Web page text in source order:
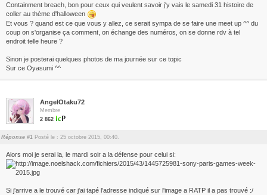
Containment breach, bon pour ceux qui veulent savoir j'y vais le samedi 31 histoire de
coller au thème d'halloween
Et vous ? quand est ce que vous y allez, ce serait sympa de se faire une meet up ^^ du
coup on s'organise ça comment, on échange des numéros, on se donne rdv à tel
endroit telle heure ?
Sinon je posterai quelques photos de ma journée sur ce topic
Sur ce Oyasumi ^^
AngelOtaku72
Membre
2 862
Réponse #1 Posté le : 25 octobre 2015, 00:40.
Alors moi je serai la, le mardi soir a la défense pour celui si:
Si j'arrive a le trouvé car j'ai tapé l'adresse indiqué sur l'image a RATP il a pas trouvé :/